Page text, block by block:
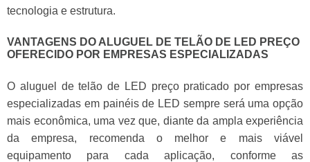
tecnologia e estrutura.
VANTAGENS DO ALUGUEL DE TELÃO DE LED PREÇO
OFERECIDO POR EMPRESAS ESPECIALIZADAS
O aluguel de telão de LED preço praticado por empresas
especializadas em painéis de LED sempre será uma opção
mais econômica, uma vez que, diante da ampla experiência
da empresa, recomenda o melhor e mais viável
equipamento para cada aplicação, conforme as